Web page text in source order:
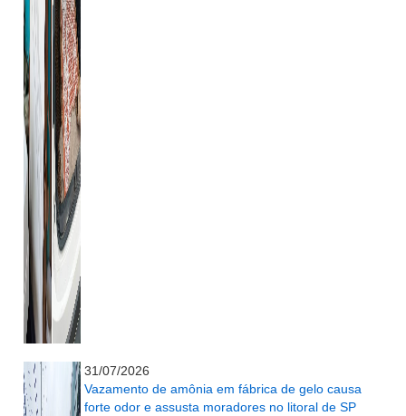
31/07/2026
Vazamento de amônia em fábrica de gelo causa
forte odor e assusta moradores no litoral de SP